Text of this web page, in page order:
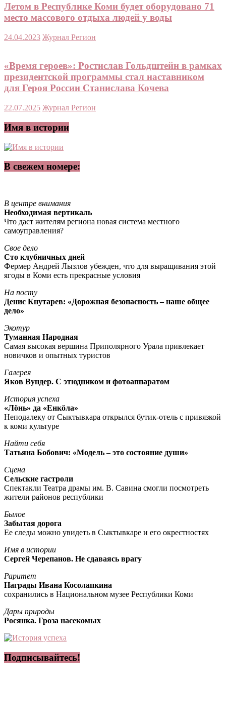
Летом в Республике Коми будет оборудовано 71
место массового отдыха людей у воды
24.04.2023 Журнал Регион
«Время героев»: Ростислав Гольдштейн в рамках
президентской программы стал наставником
для Героя России Станислава Кочева
22.07.2025 Журнал Регион
Имя в истории
В свежем номере:
В центре внимания
Необходимая вертикаль
Что даст жителям региона новая система местного
самоуправления?
Свое дело
Сто клубничных дней
Фермер Андрей Лызлов убежден, что для выращивания этой
ягоды в Коми есть прекрасные условия
На посту
Денис Кнутарев: «Дорожная безопасность – наше общее
дело»
Экотур
Туманная Народная
Самая высокая вершина Приполярного Урала привлекает
новичков и опытных туристов
Галерея
Яков Вундер. С этюдником и фотоаппаратом
История успеха
«Лöнь» да «Енкöла»
Неподалеку от Сыктывкара открылся бутик-отель с привязкой
к коми культуре
Найти себя
Татьяна Бобович: «Модель – это состояние души»
Сцена
Сельские гастроли
Спектакли Театра драмы им. В. Савина смогли посмотреть
жители районов республики
Былое
Забытая дорога
Ее следы можно увидеть в Сыктывкаре и его окрестностях
Имя в истории
Сергей Черепанов. Не сдаваясь врагу
Раритет
Награды Ивана Косолапкина
сохранились в Национальном музее Республики Коми
Дары природы
Росянка. Гроза насекомых
Подписывайтесь!